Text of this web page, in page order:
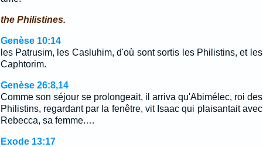
the Philistines.
Genèse 10:14
les Patrusim, les Casluhim, d'où sont sortis les Philistins, et les
Caphtorim.
Genèse 26:8,14
Comme son séjour se prolongeait, il arriva qu'Abimélec, roi des
Philistins, regardant par la fenêtre, vit Isaac qui plaisantait avec
Rebecca, sa femme.…
Exode 13:17